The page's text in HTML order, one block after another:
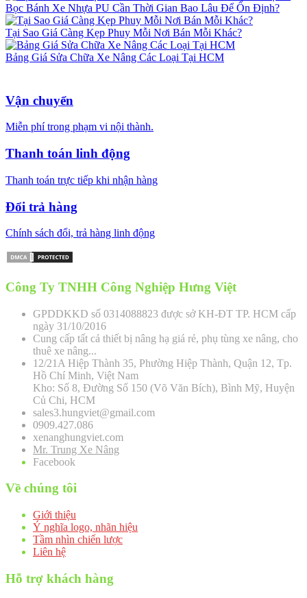
Bọc Bánh Xe Nhựa PU Cần Thời Gian Bao Lâu Để Ổn Định?
Tại Sao Giá Càng Kẹp Phuy Mỗi Nơi Bán Mỗi Khác?
Bảng Giá Sửa Chữa Xe Nâng Các Loại Tại HCM
Vận chuyển
Miễn phí trong phạm vi nội thành.
Thanh toán linh động
Thanh toán trực tiếp khi nhận hàng
Đổi trả hàng
Chính sách đổi, trả hàng linh động
Công Ty TNHH Công Nghiệp Hưng Việt
GPDDKKD số 0314088823 được sở KH-ĐT TP. HCM cấp
ngày 31/10/2016
Cung cấp tất cả thiết bị nâng hạ giá rẻ, phụ tùng xe nâng, cho
thuê xe nâng...
12/21A Hiệp Thành 35, Phường Hiệp Thành, Quận 12, Tp.
Hồ Chí Minh, Việt Nam
Kho: Số 8, Đường Số 150 (Võ Văn Bích), Bình Mỹ, Huyện
Củ Chi, HCM
sales3.hungviet@gmail.com
0909.427.086
xenanghungviet.com
Mr. Trung Xe Nâng
Facebook
Về chúng tôi
Giới thiệu
Ý nghĩa logo, nhãn hiệu
Tầm nhìn chiến lược
Liên hệ
Hỗ trợ khách hàng